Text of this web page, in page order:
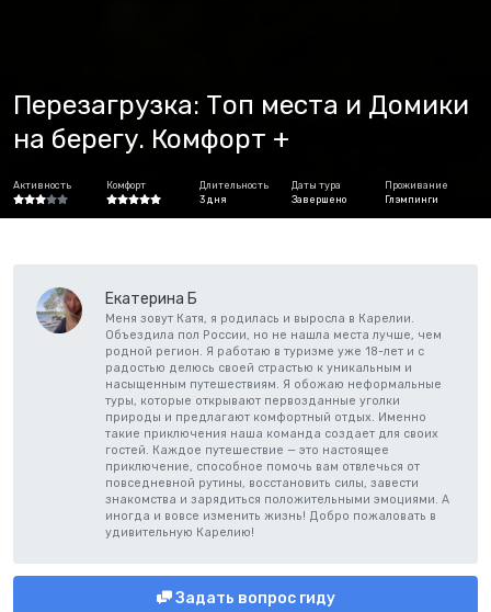
Перезагрузка: Топ места и Домики
на берегу. Комфорт +
Активность Комфорт
Длительность
3 дня
Даты тура
Завершено
Проживание
Глэмпинги
Екатерина Б
Меня зовут Катя, я родилась и выросла в Карелии.
Объездила пол России, но не нашла места лучше, чем
родной регион. Я работаю в туризме уже 18-лет и с
радостью делюсь своей страстью к уникальным и
насыщенным путешествиям. Я обожаю неформальные
туры, которые открывают первозданные уголки
природы и предлагают комфортный отдых. Именно
такие приключения наша команда создает для своих
гостей. Каждое путешествие — это настоящее
приключение, способное помочь вам отвлечься от
повседневной рутины, восстановить силы, завести
знакомства и зарядиться положительными эмоциями. А
иногда и вовсе изменить жизнь! Добро пожаловать в
удивительную Карелию!
Задать вопрос гиду